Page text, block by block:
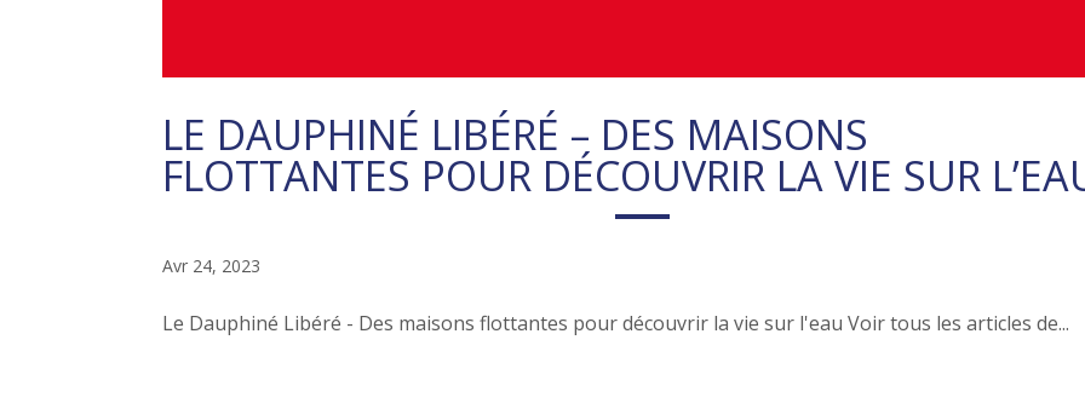
LE DAUPHINÉ LIBÉRÉ – DES MAISONS
FLOTTANTES POUR DÉCOUVRIR LA VIE SUR
Avr 24, 2023
Le Dauphiné Libéré - Des maisons flottantes pour découvrir la vie sur l'eau Voir tous les articles de...